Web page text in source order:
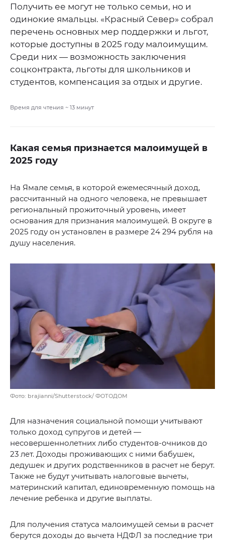
Получить ее могут не только семьи, но и
одинокие ямальцы. «Красный Север» собрал
перечень основных мер поддержки и льгот,
которые доступны в 2025 году малоимущим.
Среди них — возможность заключения
соцконтракта, льготы для школьников и
студентов, компенсация за отдых и другие.
Время для чтения ~ 13 минут
Какая семья признается малоимущей в
2025 году
На Ямале семья, в которой ежемесячный доход,
рассчитанный на одного человека, не превышает
региональный прожиточный уровень, имеет
основания для признания малоимущей. В округе в
2025 году он установлен в размере 24 294 рубля на
душу населения.
Фото: brajianni/Shutterstock/ ФОТОДОМ
Для назначения социальной помощи учитывают
только доход супругов и детей —
несовершеннолетних либо студентов-очников до
23 лет. Доходы проживающих с ними бабушек,
дедушек и других родственников в расчет не берут.
Также не будут учитывать налоговые вычеты,
материнский капитал, единовременную помощь на
лечение ребенка и другие выплаты.
Для получения статуса малоимущей семьи в расчет
берутся доходы до вычета НДФЛ за последние три